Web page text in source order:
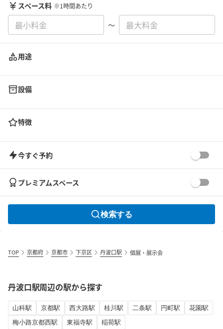
スペース料 ※1時間あたり
〜
用途
設備
特徴
今すぐ予約
プレミアムスペース
検索する
TOP 京都府 京都市 下京区 丹波口駅 個展・展示会
丹波口駅周辺の駅から探す
山科駅 京都駅 西大路駅 桂川駅 二条駅 円町駅
花園駅
梅小路京都西駅
東福寺駅 稲荷駅